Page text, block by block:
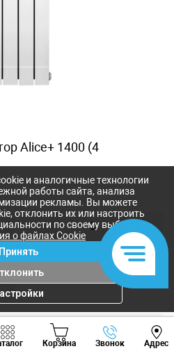
Alice+ 1400 (4
3
Корзина Звонок Адрес
Viber Whatsapp
и аналогичные технологии
работы сайта, анализа
рекламы. Вы можете
отклонить их или настроить
по своему выбору.
о файлах Cookie
Принять